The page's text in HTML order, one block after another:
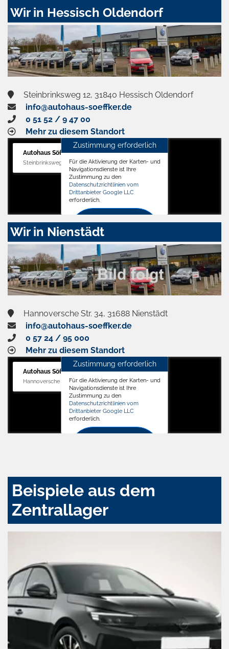
Wir in Hessisch Oldendorf
Steinbrinksweg 12, 31840 Hessisch Oldendorf
info@autohaus-soeffker.de
0 51 52 / 9 47 00
Mehr zu diesem Standort
Autohaus Söffker GmbH
Steinbrinksweg 12, 31840 Hessisch Oldendorf
Zustimmung erforderlich
Für die Aktivierung der Karten- und
Navigationsdienste ist Ihre
Zustimmung zu den
Datenschutzrichtlinien vom
Drittanbieter Google LLC
erforderlich.
Zustimmen
aktivieren
Wir in Nienstädt
Hannoversche Str. 34, 31688 Nienstädt
info@autohaus-soeffker.de
0 57 24 / 95 000
Mehr zu diesem Standort
Autohaus Söffker GmbH
Hannoversche Str. 34, 31688 Nienstädt
Zustimmung erforderlich
Für die Aktivierung der Karten- und
Navigationsdienste ist Ihre
Zustimmung zu den
Datenschutzrichtlinien vom
Drittanbieter Google LLC
erforderlich.
Beispiele aus dem
Zentrallager